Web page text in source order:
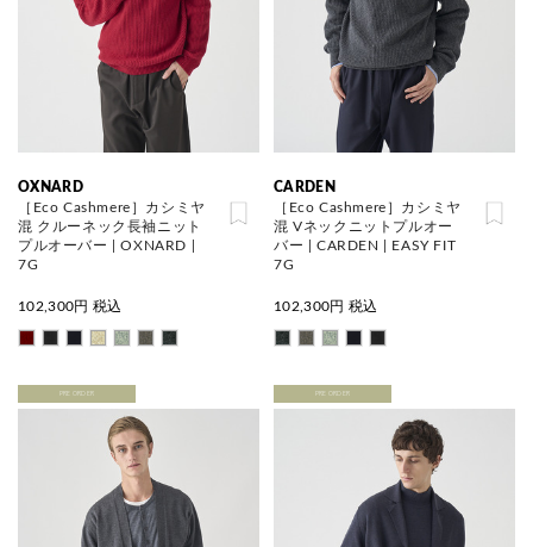
OXNARD
［Eco Cashmere］カシミヤ
混 クルーネック長袖ニット
プルオーバー | OXNARD |
7G
102,300円 税込
CARDEN
［Eco Cashmere］カシミヤ
混 Vネックニットプルオー
バー | CARDEN | EASY FIT
7G
102,300円 税込
PRE ORDER PRE ORDER